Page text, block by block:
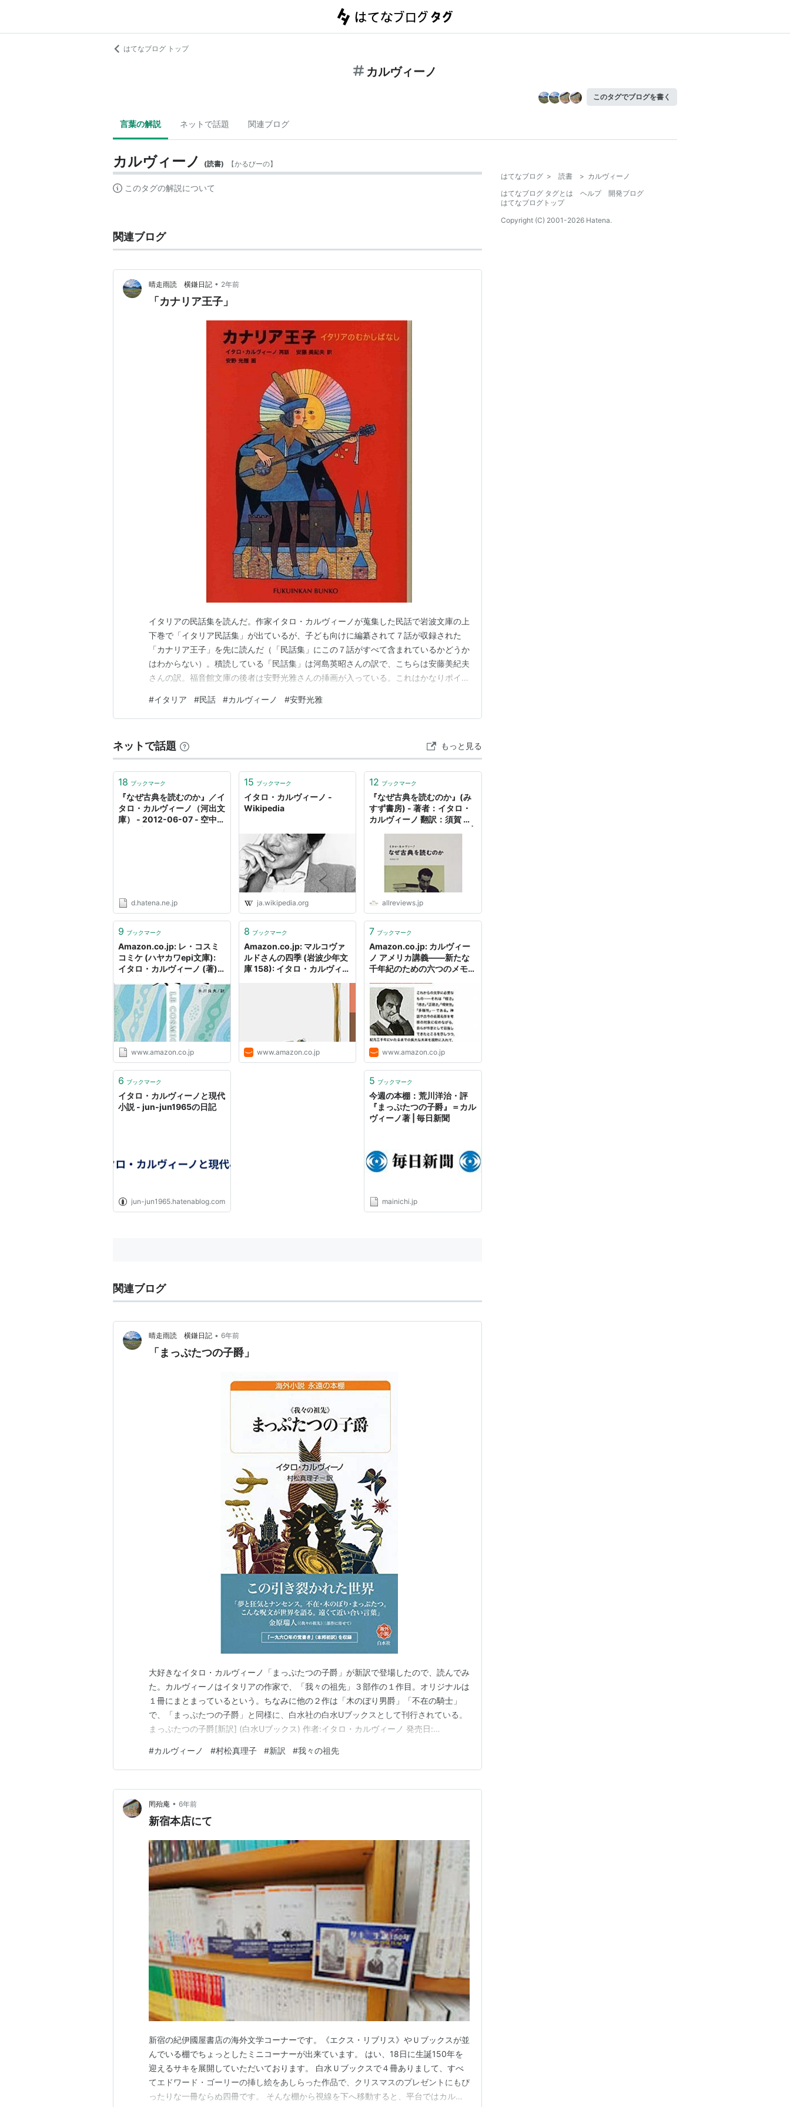
はてなブログ トップ
カルヴィーノ
このタグでブログを書く
言葉の解説 ネットで話題 関連ブログ
カルヴィーノ (読書) 【かるびーの】
このタグの解説について
関連ブログ
晴走雨読 横鎌日記 • 2年前
「カナリア王子」
イタリアの民話集を読んだ。作家イタロ・カルヴィーノが蒐集した民話で岩波文庫の上
下巻で「イタリア民話集」が出ているが、子ども向けに編纂されて７話が収録された
「カナリア王子」を先に読んだ（「民話集」にこの７話がすべて含まれているかどうか
はわからない）。積読している「民話集」は河島英昭さんの訳で、こちらは安藤美紀夫
さんの訳。福音館文庫の後者は安野光雅さんの挿画が入っている。これはかなりポイン
ナリア王子―イタリアのむかしばなし (福音館文庫 昔話) 作者:イタロ カルヴィーノ 株
式会社 福音館書店 Amazon 日本もそうだ…
#イタリア #民話 #カルヴィーノ #安野光雅
ネットで話題 もっと見る
18 ブックマーク
『なぜ古典を読むのか』／イ
タロ・カルヴィーノ（河出文
庫） - 2012-06-07 - 空中キ
d.hatena.ne.jp
15 ブックマーク
イタロ・カルヴィーノ -
Wikipedia
ja.wikipedia.org
12 ブックマーク
『なぜ古典を読むのか』(み
すず書房) - 著者：イタロ・
カルヴィーノ 翻訳：須賀 敦
評。ALL REVIEWS
allreviews.jp
9 ブックマーク
Amazon.co.jp: レ・コスミ
コミケ (ハヤカワepi文庫):
イタロ・カルヴィーノ (著),
www.amazon.co.jp
8 ブックマーク
Amazon.co.jp: マルコヴァ
ルドさんの四季 (岩波少年文
庫 158): イタロ・カルヴィー
ルジオ・トーファノ (イラス
www.amazon.co.jp
7 ブックマーク
Amazon.co.jp: カルヴィー
ノ アメリカ講義――新たな
千年紀のための六つのメモ
ィーノ (著), 米川良夫 (翻訳),
和田忠彦 (翻訳): 本
www.amazon.co.jp
6 ブックマーク
イタロ・カルヴィーノと現代
小説 - jun-jun1965の日記
jun-jun1965.hatenablog.com
5 ブックマーク
今週の本棚：荒川洋治・評
『まっぷたつの子爵』＝カル
ヴィーノ著 | 毎日新聞
mainichi.jp
関連ブログ
晴走雨読 横鎌日記 • 6年前
「まっぷたつの子爵」
大好きなイタロ・カルヴィーノ「まっぷたつの子爵」が新訳で登場したので、読んでみ
た。カルヴィーノはイタリアの作家で、「我々の祖先」３部作の１作目。オリジナルは
１冊にまとまっているという。ちなみに他の２作は「木のぼり男爵」「不在の騎士」
で、「まっぷたつの子爵」と同様に、白水社の白水Uブックスとして刊行されている。
まっぷたつの子爵[新訳] (白水Uブックス) 作者:イタロ・カルヴィーノ 発売日:
読んできた。しっかり内容も把握しているので新訳を楽しむような気持ちで購入して読
み始めたのだが、筋を結構忘れていて…
#カルヴィーノ #村松真理子 #新訳 #我々の祖先
罔殆庵 • 6年前
新宿本店にて
新宿の紀伊國屋書店の海外文学コーナーです。《エクス・リブリス》やＵブックスが並
んでいる棚でちょっとしたミニコーナーが出来ています。 はい、18日に生誕150年を
迎えるサキを展開していただいております。 白水Ｕブックスで４冊ありまして、すべ
てエドワード・ゴーリーの挿し絵をあしらった作品で、クリスマスのプレゼントにもぴ
ったりな一冊ならぬ四冊です。 そんな棚から視線を下へ移動すると、平台ではカルヴ
はてなブログ > 読書 > カルヴィーノ
はてなブログ タグとは
ヘルプ
開発ブログ
はてなブログトップ
Copyright (C) 2001-2026 Hatena.